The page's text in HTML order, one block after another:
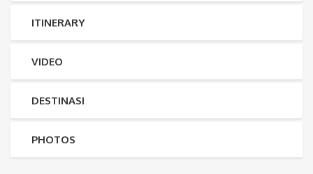
ITINERARY
VIDEO
DESTINASI
PHOTOS